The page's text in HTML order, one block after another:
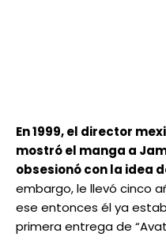
En 1999, el director
mostró el manga a
obsesionó con la idea
embargo, le llevó cinco
ese entonces él ya
primera entrega de